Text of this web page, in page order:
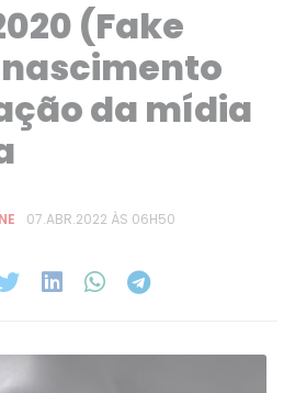
(Fake
da mídia
07.ABR.2022 ÀS 06H50